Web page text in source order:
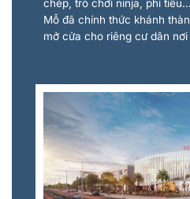
chép, trò chơi ninja, phi
Mỗ đã chính thức khánh
mở cửa cho riêng cư dân nơi